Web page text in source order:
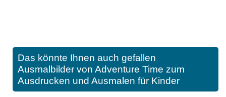
Das könnte Ihnen auch gefallen
Ausmalbilder von Adventure Time zum
Ausdrucken und Ausmalen für Kinder